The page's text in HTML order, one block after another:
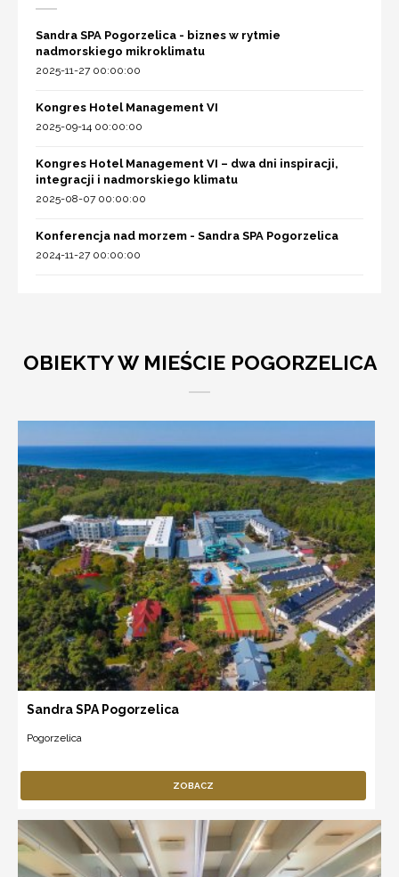
Sandra SPA Pogorzelica - biznes w rytmie
nadmorskiego mikroklimatu
2025-11-27 00:00:00
Kongres Hotel Management VI
2025-09-14 00:00:00
Kongres Hotel Management VI – dwa dni inspiracji,
integracji i nadmorskiego klimatu
2025-08-07 00:00:00
Konferencja nad morzem - Sandra SPA Pogorzelica
2024-11-27 00:00:00
OBIEKTY W MIEŚCIE POGORZELICA
Sandra SPA Pogorzelica
Pogorzelica
ZOBACZ